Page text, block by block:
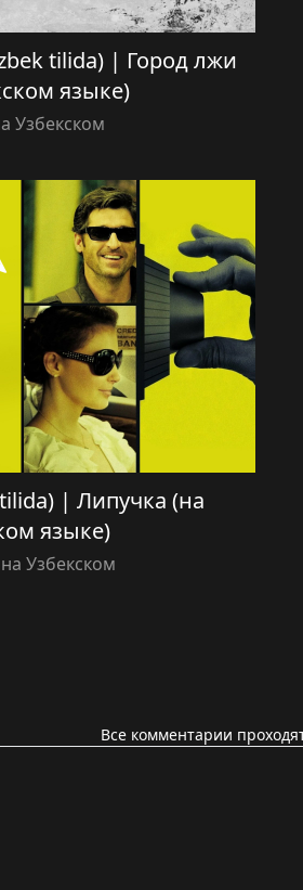
tilida) | Город лжи
языке)
Узбекском
| Липучка (на
языке)
Узбекском
Все комментарии